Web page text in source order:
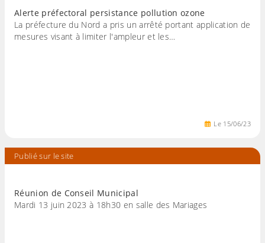
Alerte préfectoral persistance pollution ozone
La préfecture du Nord a pris un arrêté portant application de
mesures visant à limiter l'ampleur et les…
Le 15/06/23
Publié sur le site
Réunion de Conseil Municipal
Mardi 13 juin 2023 à 18h30 en salle des Mariages